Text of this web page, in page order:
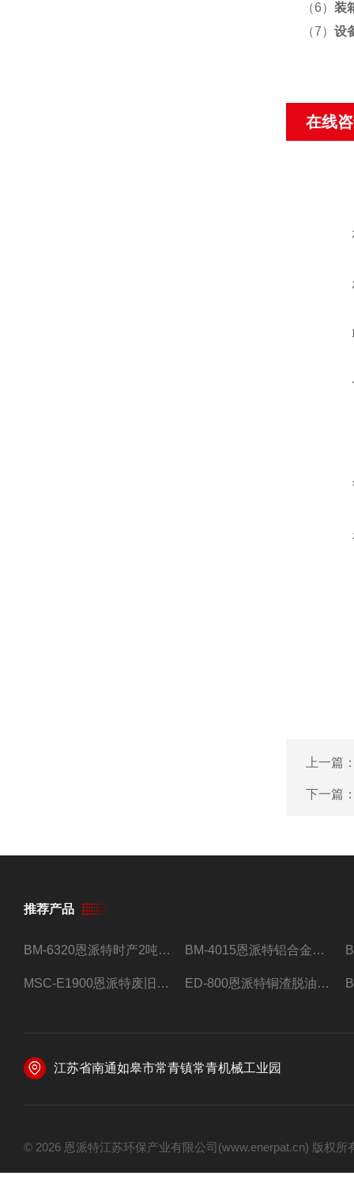
（6） 装
（7） 设
在线
上一篇
下一篇
推荐产品
BM-6320恩派特时产2吨合金钢屑压饼机 BM-4015恩派特铝合金屑压饼机 脱油效果好
MSC-E1900恩派特废旧锂电池极片破碎处理设备 ED-800恩派特铜渣脱油机废铜屑铝屑甩油机
江苏省南通如皋市常青镇常青机械工业园
© 2026 恩派特江苏环保产业有限公司(www.enerpat.cn) 版权